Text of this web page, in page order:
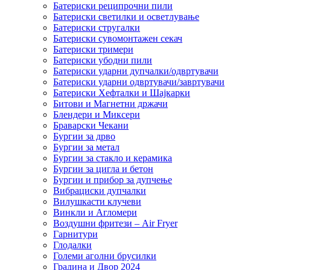
Батериски реципрочни пили
Батериски светилки и осветлување
Батериски стругалки
Батериски сувомонтажен секач
Батериски тримери
Батериски убодни пили
Батериски ударни дупчалки/одвртувачи
Батериски ударни одвртувачи/завртувачи
Батериски Хефталки и Шајкарки
Битови и Магнетни држачи
Блендери и Миксери
Браварски Чекани
Бургии за дрво
Бургии за метал
Бургии за стакло и керамика
Бургии за цигла и бетон
Бургии и прибор за дупчење
Вибрациски дупчалки
Вилушкасти клучеви
Винкли и Агломери
Воздушни фритези – Air Fryer
Гарнитури
Глодалки
Големи аголни брусилки
Градина и Двор 2024